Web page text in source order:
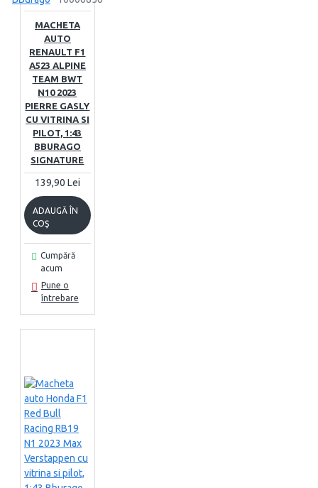
MACHETA
AUTO
RENAULT F1
A523 ALPINE
TEAM BWT
N10 2023
PIERRE GASLY
CU VITRINA SI
PILOT, 1:43
BBURAGO
SIGNATURE
139,90 Lei
ADAUGĂ ÎN
COŞ
Cumpără
acum
Pune o
întrebare